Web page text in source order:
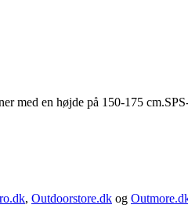
en højde på 150-175
, Outdoorstore.dk og